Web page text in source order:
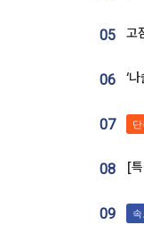
05 고
06
07 단
08
09 속